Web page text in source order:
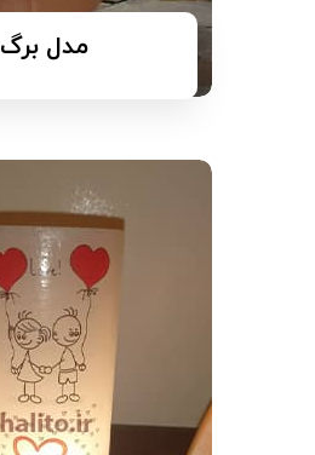
مدل برگ